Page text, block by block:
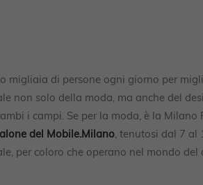
migliaia di persone ogni giorno per
non solo della moda, ma anche del
i campi. Se per la moda, è la Milano
del Mobile.Milano, tenutosi dal 7 al
per coloro che operano nel mondo del